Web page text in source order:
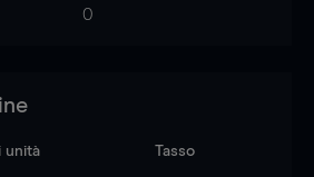
0
unità Tasso